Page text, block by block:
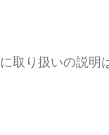
取り扱いの説明